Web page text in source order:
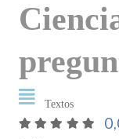
Textos